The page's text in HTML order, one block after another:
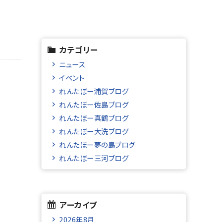
カテゴリー
ニュース
イベント
れんたぼー浦賀ブログ
れんたぼー佐島ブログ
れんたぼー真鶴ブログ
れんたぼー大洗ブログ
れんたぼー夢の島ブログ
れんたぼー三河ブログ
アーカイブ
2026年8月